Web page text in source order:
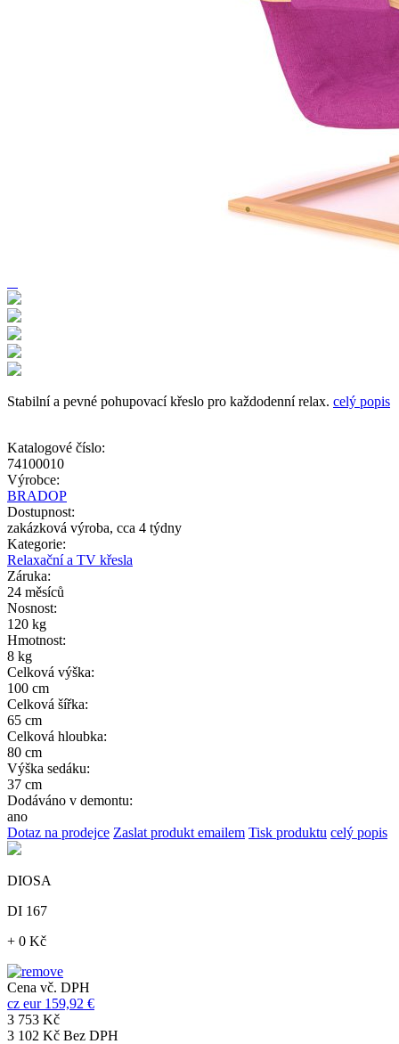
Stabilní a pevné pohupovací křeslo pro každodenní relax. celý popis
Katalogové číslo:
74100010
Výrobce:
BRADOP
Dostupnost:
zakázková výroba, cca 4 týdny
Kategorie:
Relaxační a TV křesla
Záruka:
24 měsíců
Nosnost:
120 kg
Hmotnost:
8 kg
Celková výška:
100 cm
Celková šířka:
65 cm
Celková hloubka:
80 cm
Výška sedáku:
37 cm
Dodáváno v demontu:
ano
Dotaz na prodejce Zaslat produkt emailem Tisk produktu celý popis
DIOSA
DI 167
+ 0 Kč
Cena vč. DPH
cz eur 159,92 €
3 753 Kč
3 102 Kč Bez DPH